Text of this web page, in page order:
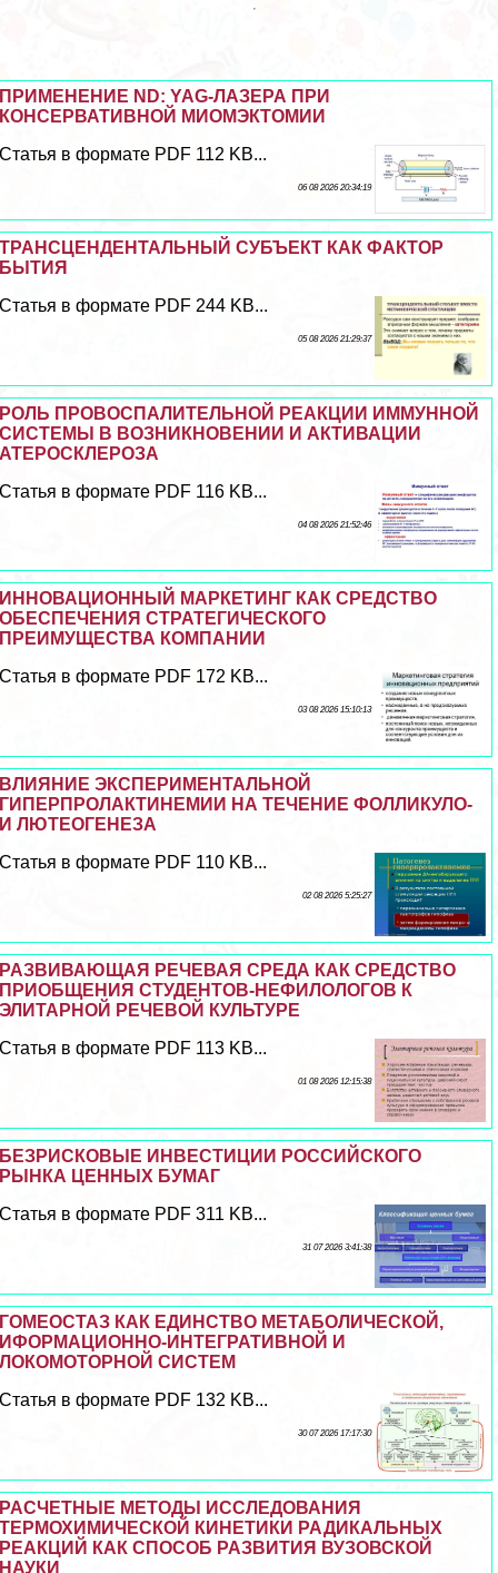
ПРИМЕНЕНИЕ ND: YAG-ЛАЗЕРА ПРИ
КОНСЕРВАТИВНОЙ МИОМЭКТОМИИ
Статья в формате PDF 112 KB...
06 08 2026 20:34:19
ТРАНСЦЕНДЕНТАЛЬНЫЙ СУБЪЕКТ КАК ФАКТОР
БЫТИЯ
Статья в формате PDF 244 KB...
05 08 2026 21:29:37
РОЛЬ ПРОВОСПАЛИТЕЛЬНОЙ РЕАКЦИИ ИММУННОЙ
СИСТЕМЫ В ВОЗНИКНОВЕНИИ И АКТИВАЦИИ
АТЕРОСКЛЕРОЗА
Статья в формате PDF 116 KB...
04 08 2026 21:52:46
ИННОВАЦИОННЫЙ МАРКЕТИНГ КАК СРЕДСТВО
ОБЕСПЕЧЕНИЯ СТРАТЕГИЧЕСКОГО
ПРЕИМУЩЕСТВА КОМПАНИИ
Статья в формате PDF 172 KB...
03 08 2026 15:10:13
ВЛИЯНИЕ ЭКСПЕРИМЕНТАЛЬНОЙ
ГИПЕРПРОЛАКТИНЕМИИ НА ТЕЧЕНИЕ ФОЛЛИКУЛО-
И ЛЮТЕОГЕНЕЗА
Статья в формате PDF 110 KB...
02 08 2026 5:25:27
РАЗВИВАЮЩАЯ РЕЧЕВАЯ СРЕДА КАК СРЕДСТВО
ПРИОБЩЕНИЯ СТУДЕНТОВ-НЕФИЛОЛОГОВ К
ЭЛИТАРНОЙ РЕЧЕВОЙ КУЛЬТУРЕ
Статья в формате PDF 113 KB...
01 08 2026 12:15:38
БЕЗРИСКОВЫЕ ИНВЕСТИЦИИ РОССИЙСКОГО
РЫНКА ЦЕННЫХ БУМАГ
Статья в формате PDF 311 KB...
31 07 2026 3:41:38
ГОМЕОСТАЗ КАК ЕДИНСТВО МЕТАБОЛИЧЕСКОЙ,
ИФОРМАЦИОННО-ИНТЕГРАТИВНОЙ И
ЛОКОМОТОРНОЙ СИСТЕМ
Статья в формате PDF 132 KB...
30 07 2026 17:17:30
РАСЧЕТНЫЕ МЕТОДЫ ИССЛЕДОВАНИЯ
ТЕРМОХИМИЧЕСКОЙ КИНЕТИКИ РАДИКАЛЬНЫХ
РЕАКЦИЙ КАК СПОСОБ РАЗВИТИЯ ВУЗОВСКОЙ
НАУКИ